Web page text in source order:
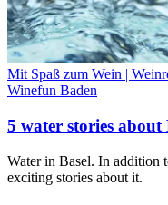
Mit Spaß zum Wein |
Winefun Baden
5 water stories about
Water in Basel. In addition
exciting stories about it.